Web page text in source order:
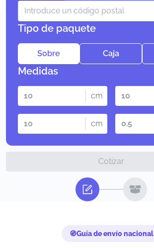
Tipo de paquete
Sobre Caja
Medidas
cm
cm
Cotizar
Guía de envío nacional